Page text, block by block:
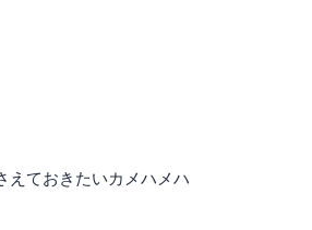
えておきたいカメハメハ